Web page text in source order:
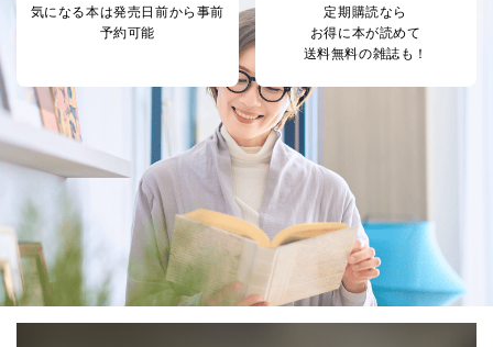
の確認のため
ｅメール等によるカスタマーQ＆A
サイトのサービス内容のご案内の
ｅメール等による商品、サービ
ス、キャンペーン等の広告に関す
るご案内のため
4
採用応募者の方の
個人情報
採用選考、ご連絡のため
5
当社の従業者の個
人情報
人事、総務などの雇用管理等のた
め
パートナー（提携
企業）からの委託
により当社の
定期購読サービス
等をご利用の方の
購入商品配送のため
提携企業及びお客様がご購入され
た商品の発売元企業からのｅメー
ル等による商品、
サービス、キャンペーン等の広告
気になる本は発売日前から事前
予約可能
定期購読なら
お得に本が読めて
送料無料の雑誌も！